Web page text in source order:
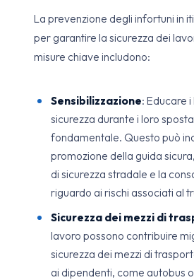
La prevenzione degli infortuni in
per garantire la sicurezza dei
misure chiave includono:
Sensibilizzazione: Educare
sicurezza durante i loro
fondamentale. Questo può
promozione della guida
di sicurezza stradale e la
riguardo ai rischi associati al
Sicurezza dei mezzi di
lavoro possono contribuire
sicurezza dei mezzi di
ai dipendenti, come autobus